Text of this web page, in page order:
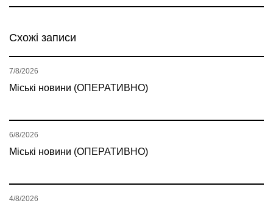
Схожі записи
Міські новини (ОПЕРАТИВНО)
7/8/2026
Міські новини (ОПЕРАТИВНО)
6/8/2026
4/8/2026